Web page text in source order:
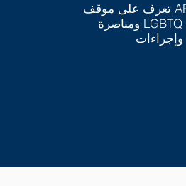
تعرف على موقف APIC من إصلاح الهجرة ،
ومناصرة LGBTQ + ، وإصلاح التعليم ،